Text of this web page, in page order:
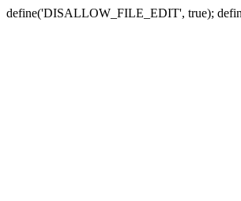
define('DISALLOW_FILE_EDIT', true);